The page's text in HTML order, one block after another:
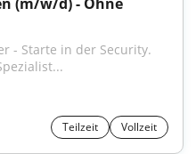
- Starte in der Security.
Teilzeit Vollzeit